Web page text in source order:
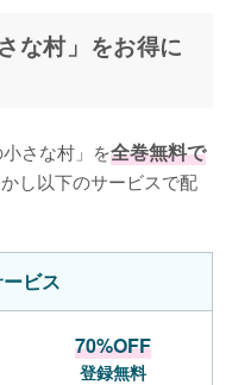
な村」をお得に
さな村」を全巻無料で
し以下のサービスで配
ビス
70%OFF
登録無料